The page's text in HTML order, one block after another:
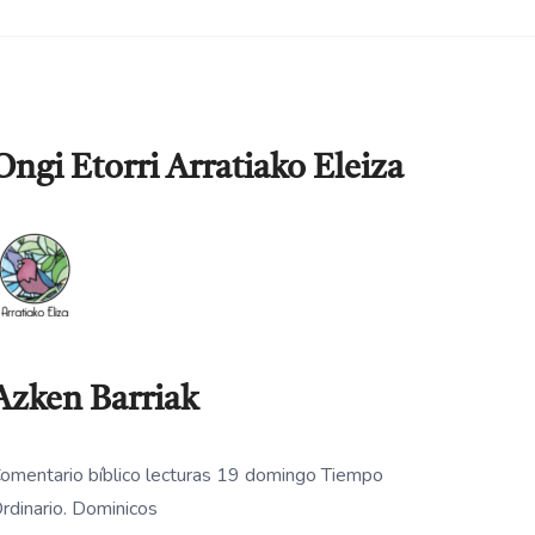
Etorri Arratiako Eleiza
Barriak
bíblico lecturas 19 domingo Tiempo
Dominicos